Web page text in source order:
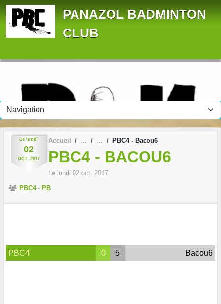
PANAZOL BADMINTON
CLUB
Le lundi
02
OCT. 2017
Accueil PBC4 - Bacou6
PBC4 - BACOU6
Le lundi 02 oct. 2017
PBC4 - PB
PBC4 0 5 Bacou6
Panneau de gestion des cookies